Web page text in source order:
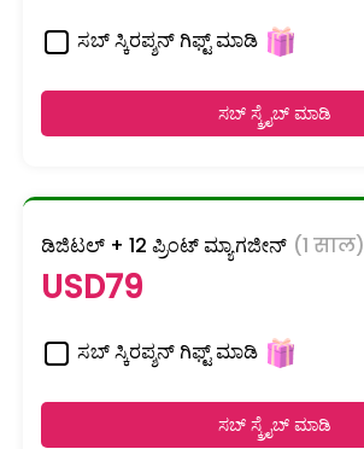
ಸಬ್ ಸ್ಕಿರಪ್ಶನ್ ಗಿಫ್ಟ್ ಮಾಡಿ
ಸಬ್ ಸ್ಕ್ರೈಬ್ ಮಾಡಿ
ಡಿಜಿಟಲ್ + 12 ಪ್ರಿಂಟ್ ಮ್ಯಾಗಜೀನ್ (1 साल)
USD79
ಸಬ್ ಸ್ಕಿರಪ್ಶನ್ ಗಿಫ್ಟ್ ಮಾಡಿ
ಸಬ್ ಸ್ಕ್ರೈಬ್ ಮಾಡಿ